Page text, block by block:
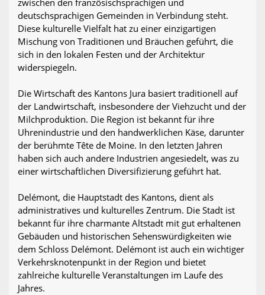
zwischen den französischsprachigen und
deutschsprachigen Gemeinden in Verbindung steht.
Diese kulturelle Vielfalt hat zu einer einzigartigen
Mischung von Traditionen und Bräuchen geführt, die
sich in den lokalen Festen und der Architektur
widerspiegeln.
Die Wirtschaft des Kantons Jura basiert traditionell auf
der Landwirtschaft, insbesondere der Viehzucht und der
Milchproduktion. Die Region ist bekannt für ihre
Uhrenindustrie und den handwerklichen Käse, darunter
der berühmte Tête de Moine. In den letzten Jahren
haben sich auch andere Industrien angesiedelt, was zu
einer wirtschaftlichen Diversifizierung geführt hat.
Delémont, die Hauptstadt des Kantons, dient als
administratives und kulturelles Zentrum. Die Stadt ist
bekannt für ihre charmante Altstadt mit gut erhaltenen
Gebäuden und historischen Sehenswürdigkeiten wie
dem Schloss Delémont. Delémont ist auch ein wichtiger
Verkehrsknotenpunkt in der Region und bietet
zahlreiche kulturelle Veranstaltungen im Laufe des
Jahres.